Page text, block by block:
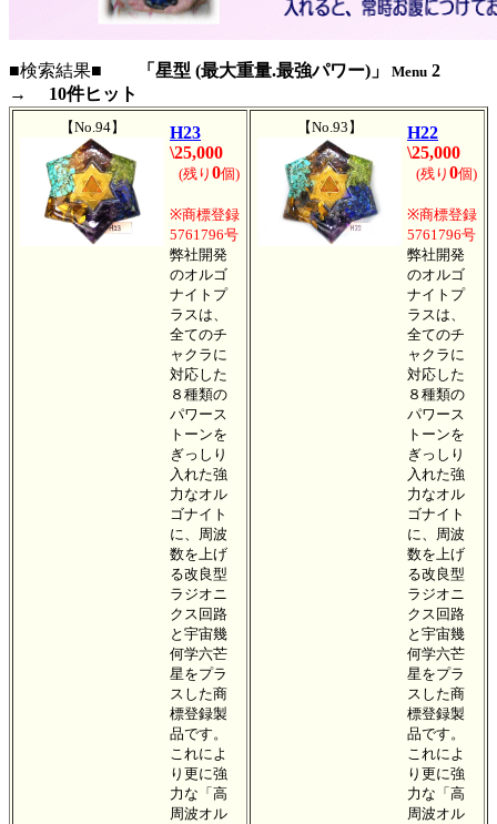
■検索結果■ 「星型 (最大重量.最強パワー)」 Menu 2
→ 10件ヒット
【No.94】
H23
\25,000
(残り 0個)
※商標登録
5761796号
弊社開発
のオルゴ
ナイトプ
ラスは、
全てのチ
ャクラに
対応した
８種類の
パワース
トーンを
ぎっしり
入れた強
力なオル
ゴナイト
に、周波
数を上げ
る改良型
ラジオニ
クス回路
と宇宙幾
何学六芒
星をプラ
スした商
標登録製
品です。
これによ
り更に強
力な「高
周波オル
【No.93】
H22
\25,000
(残り 0個)
※商標登録
5761796号
弊社開発
のオルゴ
ナイトプ
ラスは、
全てのチ
ャクラに
対応した
８種類の
パワース
トーンを
ぎっしり
入れた強
力なオル
ゴナイト
に、周波
数を上げ
る改良型
ラジオニ
クス回路
と宇宙幾
何学六芒
星をプラ
スした商
標登録製
品です。
これによ
り更に強
力な「高
周波オル